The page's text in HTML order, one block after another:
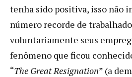
tenha sido positiva, isso não
número recorde de
voluntariamente seus
fenômeno que ficou
“The Great Resignation” (a